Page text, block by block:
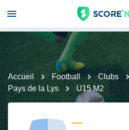
Accueil Football Clubs
Pays de la Lys
U15 M2